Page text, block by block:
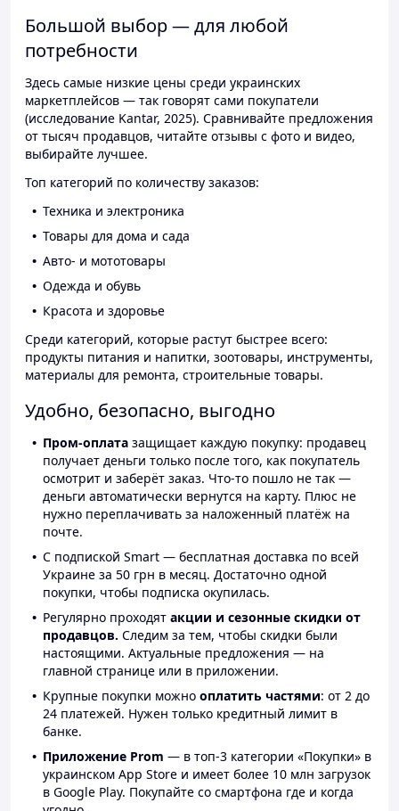
Большой выбор — для любой
потребности
Здесь самые низкие цены среди украинских
маркетплейсов — так говорят сами покупатели
(исследование Kantar, 2025). Сравнивайте предложения
от тысяч продавцов, читайте отзывы с фото и видео,
выбирайте лучшее.
Топ категорий по количеству заказов:
Техника и электроника
Товары для дома и сада
Авто- и мототовары
Одежда и обувь
Красота и здоровье
Среди категорий, которые растут быстрее всего:
продукты питания и напитки, зоотовары, инструменты,
материалы для ремонта, строительные товары.
Удобно, безопасно, выгодно
Пром-оплата защищает каждую покупку: продавец
получает деньги только после того, как покупатель
осмотрит и заберёт заказ. Что-то пошло не так —
деньги автоматически вернутся на карту. Плюс не
нужно переплачивать за наложенный платёж на
почте.
С подпиской Smart — бесплатная доставка по всей
Украине за 50 грн в месяц. Достаточно одной
покупки, чтобы подписка окупилась.
Регулярно проходят акции и сезонные скидки от
продавцов. Следим за тем, чтобы скидки были
настоящими. Актуальные предложения — на
главной странице или в приложении.
Крупные покупки можно оплатить частями: от 2 до
24 платежей. Нужен только кредитный лимит в
банке.
Приложение Prom — в топ-3 категории «Покупки» в
украинском App Store и имеет более 10 млн загрузок
в Google Play. Покупайте со смартфона где и когда